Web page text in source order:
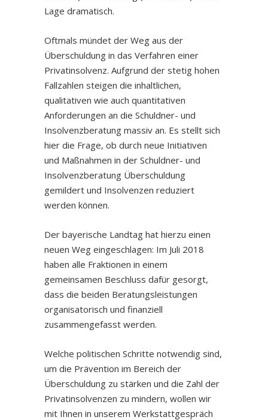
Lage dramatisch.
Oftmals mündet der Weg aus der
Überschuldung in das Verfahren einer
Privatinsolvenz. Aufgrund der stetig hohen
Fallzahlen steigen die inhaltlichen,
qualitativen wie auch quantitativen
Anforderungen an die Schuldner- und
Insolvenzberatung massiv an. Es stellt sich
hier die Frage, ob durch neue Initiativen
und Maßnahmen in der Schuldner- und
Insolvenzberatung Überschuldung
gemildert und Insolvenzen reduziert
werden können.
Der bayerische Landtag hat hierzu einen
neuen Weg eingeschlagen: Im Juli 2018
haben alle Fraktionen in einem
gemeinsamen Beschluss dafür gesorgt,
dass die beiden Beratungsleistungen
organisatorisch und finanziell
zusammengefasst werden.
Welche politischen Schritte notwendig sind,
um die Prävention im Bereich der
Überschuldung zu stärken und die Zahl der
Privatinsolvenzen zu mindern, wollen wir
mit Ihnen in unserem Werkstattgespräch